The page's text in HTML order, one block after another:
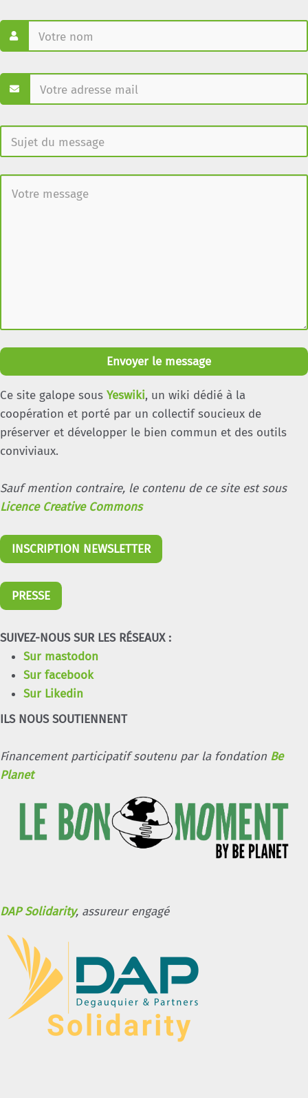
Envoyer le message
Ce site galope sous Yeswiki, un wiki dédié à la
coopération et porté par un collectif soucieux de
préserver et développer le bien commun et des outils
conviviaux.
Sauf mention contraire, le contenu de ce site est sous
Licence Creative Commons
INSCRIPTION NEWSLETTER
PRESSE
SUIVEZ-NOUS SUR LES RÉSEAUX :
Sur mastodon
Sur facebook
Sur Likedin
ILS NOUS SOUTIENNENT
Financement participatif soutenu par la fondation Be
Planet
DAP Solidarity, assureur engagé